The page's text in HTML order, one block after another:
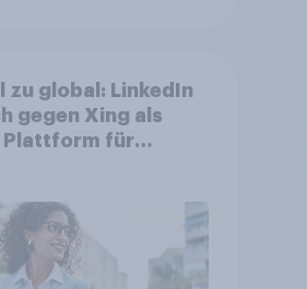
zu global: LinkedIn
gegen Xing als
Plattform für